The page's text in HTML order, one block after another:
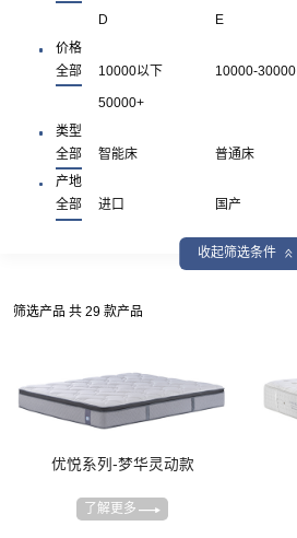
D E
价格
全部
10000以下 10000-30000
50000+
类型
全部
智能床
普通床
产地
全部
进口 国产
收起筛选条件
筛选产品 共 29 款产品
优悦系列-梦华灵动款
了解更多